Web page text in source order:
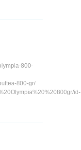
800-
800-gr/
id-